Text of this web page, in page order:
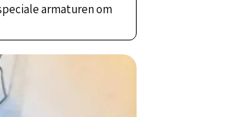
armaturen om